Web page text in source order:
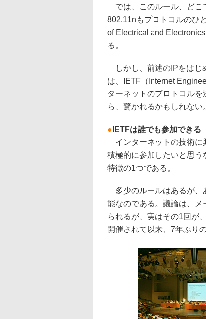
では、このルール、どこ
802.11nもプロトコルのひ
of Electrical and
る。
しかし、前述のIPをはじ
は、IETF（Internet
ターネットのプロトコル
ら、驚かれるかもしれない。
● IETFは誰でも参加できる
インターネットの技術に
積極的に参加したいと思う
特徴の1つである。
多少のルールはあるが、
能なのである。議論は、メ
られるが、実はその1回が
開催されて以来、7年ぶり